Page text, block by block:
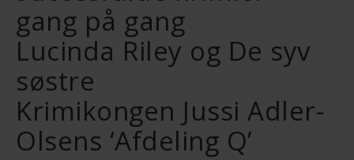
gang på gang
Lucinda Riley og De syv
søstre
Krimikongen Jussi Adler-
Olsens ‘Afdeling Q’